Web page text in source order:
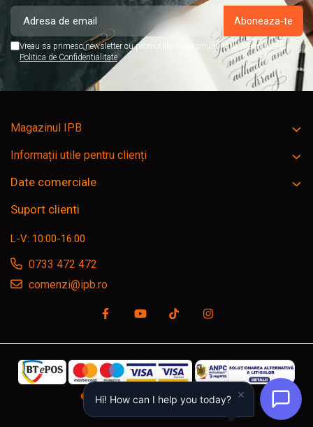
Vreau sa primesc newsletter cu promotiile magazinului. Afla mai multe in
Politica de Confidentialitate
Magazinul IPB
Informații utile pentru clienți
Date comerciale
Suport clienti
L-V: 10:00-16:00
0733 472 472
comenzi@ipb.ro
©Copyright SC IPB SRL, ipb.ro © 2026
Hi! How can I help you today?